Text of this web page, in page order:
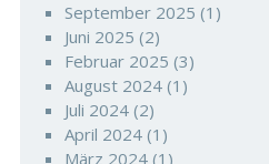
September 2025 (1)
Juni 2025 (2)
Februar 2025 (3)
August 2024(1)
Juli 2024(2)
April 2024(1)
März 2024(1)